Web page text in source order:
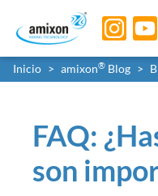
Skip to main navigation
Skip to main content
Skip to page footer
You are here:
Inicio amixon® Blog
FAQ:
son